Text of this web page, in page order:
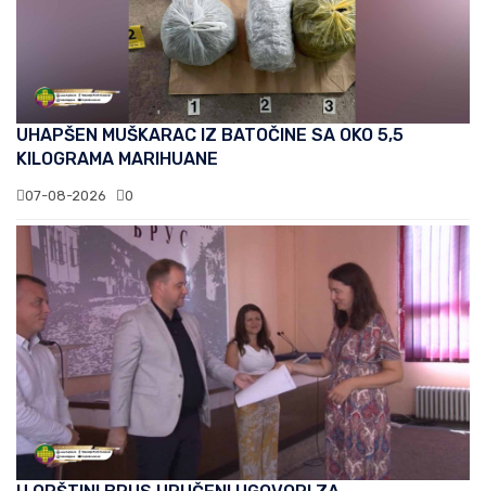
UHAPŠEN MUŠKARAC IZ BATOČINE SA OKO 5,5
KILOGRAMA MARIHUANE
07-08-2026 0